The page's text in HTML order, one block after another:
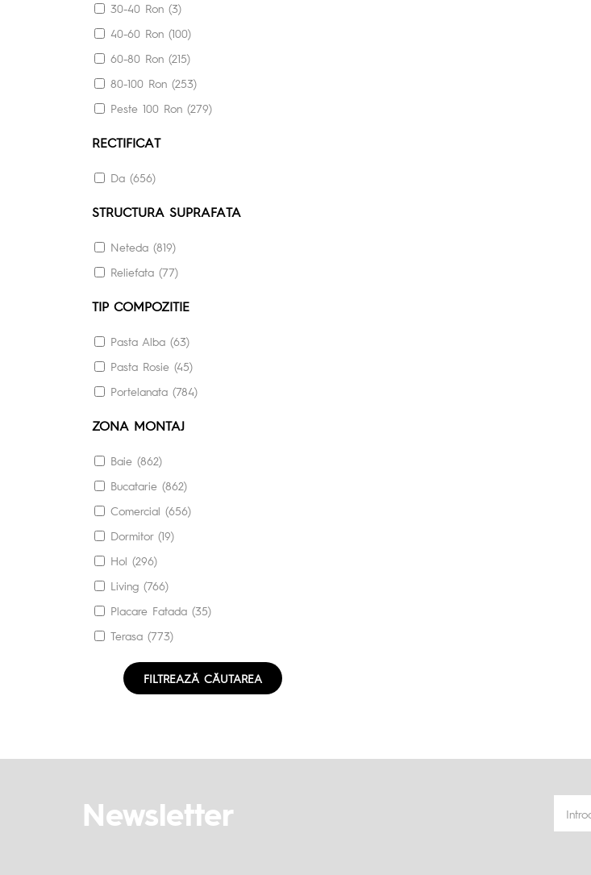
60.7X60.7 (1)
60.8X60.8 (3)
79.8X79.8 (6)
80X80 (12)
80X160 (17)
30-40 Ron (3)
40-60 Ron (100)
60-80 Ron (215)
80-100 Ron (253)
Peste 100 Ron (279)
RECTIFICAT
Da (656)
STRUCTURA SUPRAFATA
Neteda (819)
Reliefata (77)
TIP COMPOZITIE
Pasta Alba (63)
Pasta Rosie (45)
Portelanata (784)
ZONA MONTAJ
Baie (862)
Bucatarie (862)
Comercial (656)
Dormitor (19)
Hol (296)
Living (766)
Placare Fatada (35)
Terasa (773)
FILTREAZĂ CĂUTAREA
Newsletter